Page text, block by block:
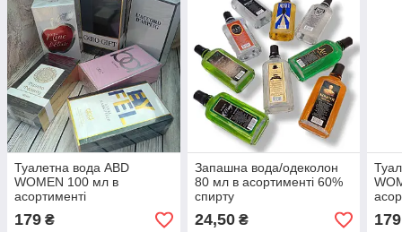
Туалетна вода ABD
WOMEN 100 мл в
асортименті
179 ₴
Запашна вода/одеколон
80 мл в асортименті 60%
спирту
24,50₴ 179